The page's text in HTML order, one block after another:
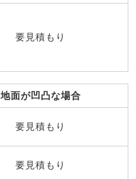
要見積もり
地面が凹凸な場合
要見積もり
要見積もり